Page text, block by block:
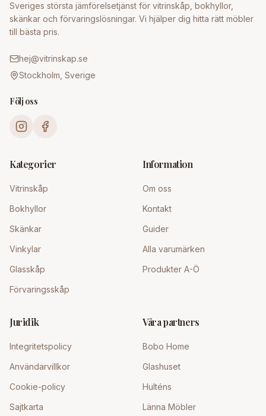
Sveriges största jämförelsetjänst för vitrinskåp, bokhyllor,
skänkar och förvaringslösningar. Vi hjälper dig hitta rätt möbler
till bästa pris.
hej@vitrinskap.se
Stockholm, Sverige
Följ oss
Kategorier
Vitrinskåp
Bokhyllor
Skänkar
Vinkylar
Glasskåp
Förvaringsskåp
Information
Om oss
Kontakt
Guider
Alla varumärken
Produkter A-Ö
Juridik
Integritetspolicy
Användarvillkor
Cookie-policy
Sajtkarta
Våra partners
Bobo Home
Glashuset
Hulténs
Länna Möbler